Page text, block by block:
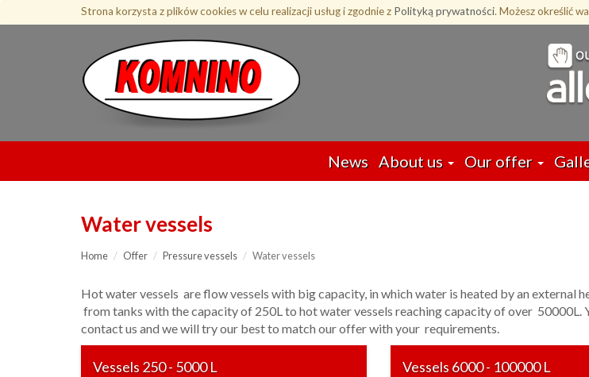
do
Strona korzysta z plików cookies w celu realizacji usług i zgodnie z Polityką prywatności. Możesz określić
News About us Our offer
Water vessels
Home Offer Pressure vessels Water vessels
Hot water vessels are flow vessels with big capacity, in which water is heated by an external
from tanks with the capacity of 250L to hot water vessels reaching capacity of over
contact us and we will try our best to match our offer with your requirements.
Vessels 250 - 5000 L Vessels 6000 - 100000 L